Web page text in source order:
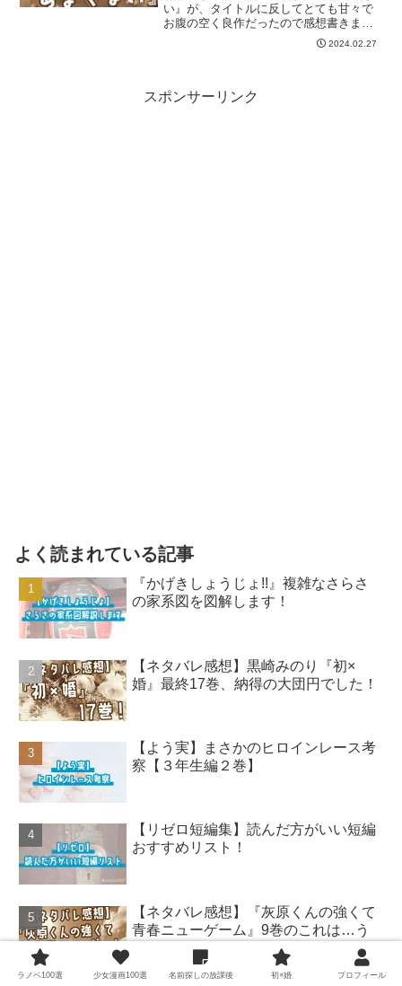
い』が、タイトルに反してとても甘々で
お腹の空く良作だったので感想書きま
2024.02.27
スポンサーリンク
よく読まれている記事
『かげきしょうじょ!!』複雑なさらさ
の家系図を図解します！
【ネタバレ感想】黒崎みのり『初×
婚』最終17巻、納得の大団円でした！
【よう実】まさかのヒロインレース考
察【３年生編２巻】
【リゼロ短編集】読んだ方がいい短編
おすすめリスト！
【ネタバレ感想】『灰原くんの強くて
青春ニューゲーム』9巻のこれは…う
ラノベ100選 少女漫画100選 名前探しの放課後 初×婚 プロフィール